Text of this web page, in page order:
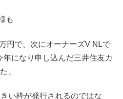
も
円で、次にオーナーズV NLで
になり申し込んだ三井住友カ
」
い枠が発行されるのではな